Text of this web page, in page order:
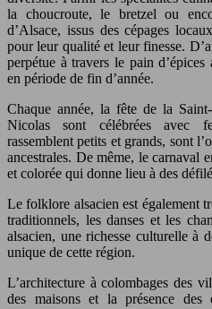
la choucroute, le bretzel ou
d’Alsace, issus des cépages
pour leur qualité et leur finesse.
perpétue à travers le pain
en période de fin d’année.
Chaque année, la fête de la
Nicolas sont célébrées avec
rassemblent petits et grands, sont
ancestrales. De même, le carnaval
et colorée qui donne lieu à des
Le folklore alsacien est également
traditionnels, les danses et les
alsacien, une richesse culturelle à
unique de cette région.
L’architecture à colombages des
des maisons et la présence des